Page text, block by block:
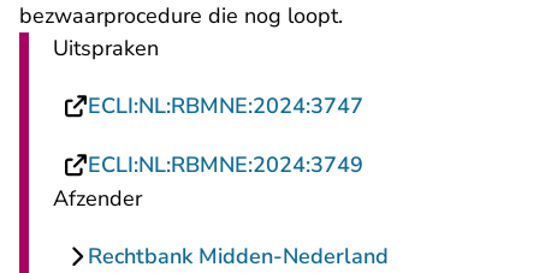
bezwaarprocedure die nog loopt.
Uitspraken
ECLI:NL:RBMNE:2024:3747
ECLI:NL:RBMNE:2024:3749
Afzender
Rechtbank Midden-Nederland